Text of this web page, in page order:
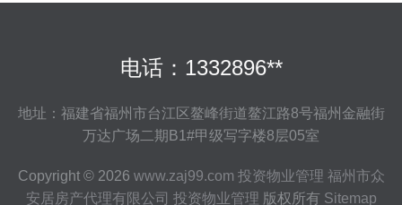
电话：1332896**
地址：福建省福州市台江区鳌峰街道鳌江路8号福州金融街
万达广场二期B1#甲级写字楼8层05室
Copyright © 2026 www.zaj99.com 投资物业管理 福州市众
安居房产代理有限公司 投资物业管理 版权所有 Sitemap